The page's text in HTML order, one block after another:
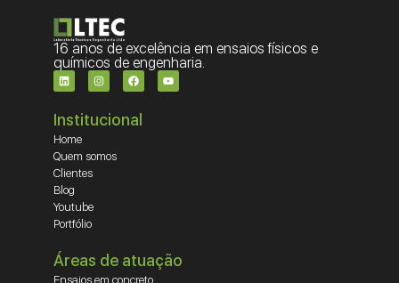
16 anos de excelência em ensaios físicos e
químicos de engenharia.
Institucional
Home
Quem somos
Clientes
Blog
Youtube
Portfólio
Áreas de atuação
Ensaios em concreto